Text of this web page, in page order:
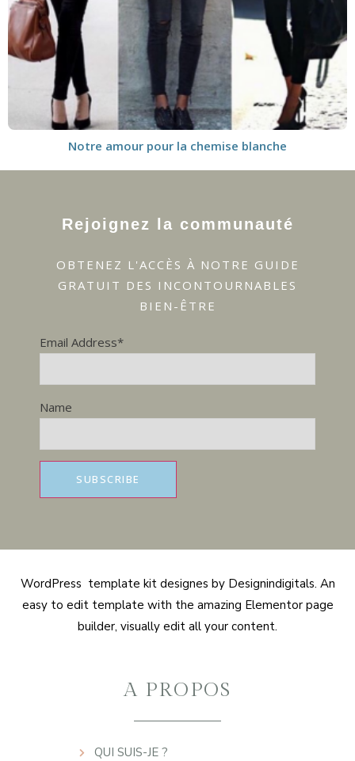
Notre amour pour la chemise blanche
Rejoignez la communauté
OBTENEZ L'ACCÈS À NOTRE GUIDE
GRATUIT DES INCONTOURNABLES
BIEN-ÊTRE
Email Address*
Name
WordPress template kit designes by Designindigitals. An
easy to edit template with the amazing Elementor page
builder, visually edit all your content.
A PROPOS
QUI SUIS-JE ?